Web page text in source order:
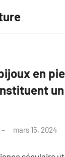
en
mars 15, 2024